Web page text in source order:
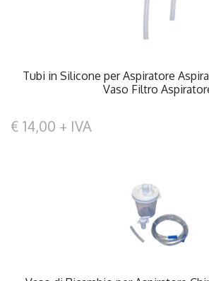
Tubi in Silicone per Aspiratore
Vaso Filtro
€ 14,00 + IVA